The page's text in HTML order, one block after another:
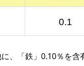
0.1
、「鉄」0.10％を含